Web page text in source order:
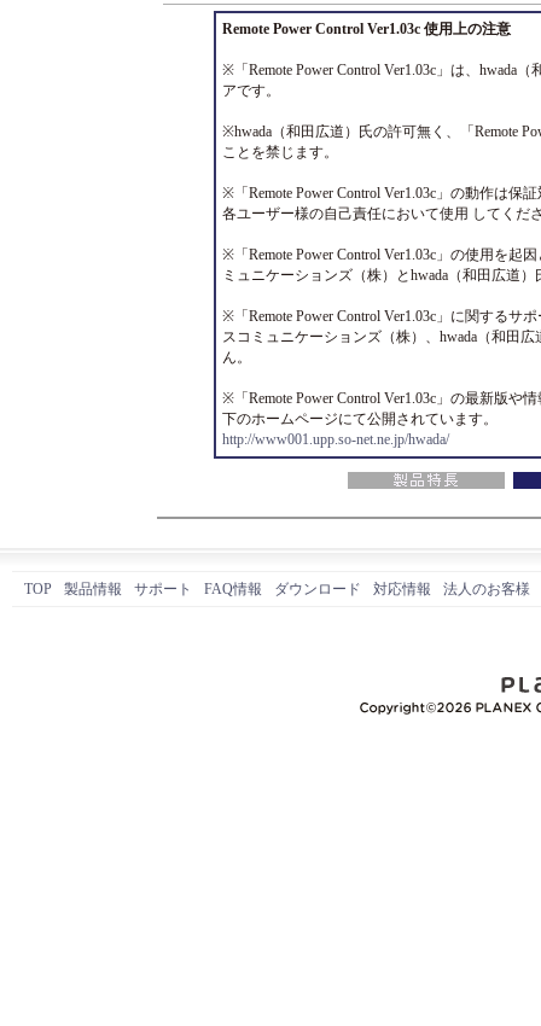
Remote Power Control Ver1.03c 使用上の注意
※「Remote Power Control Ver1.03c」は、hwada
アです。
※hwada（和田広道）氏の許可無く、「Remote
ことを禁じます。
※「Remote Power Control Ver1.03c」の動作は保
各ユーザー様の自己責任において使用 してくだ
※「Remote Power Control Ver1.03c」の使用を起
ミュニケーションズ（株）とhwada（和田広道
※「Remote Power Control Ver1.03c」に関するサ
スコミュニケーションズ（株）、hwada（和田
ん。
※「Remote Power Control Ver1.03c」の最新版や
下のホームページにて公開されています。
http://www001.upp.so-net.ne.jp/hwada/
TOP 製品情報 サポート FAQ情報 ダウンロード 対応情報 法人のお客様